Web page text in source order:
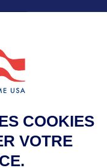
COOKIES
VOTRE